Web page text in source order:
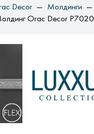
Decor
Молдинги
Orac Decor P7020